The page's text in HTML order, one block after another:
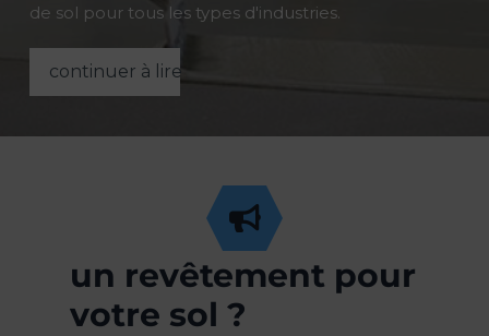
de sol pour tous les types d'industries.
continuer à lire
un revêtement pour
votre sol ?